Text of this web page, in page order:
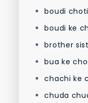
boudi
boudi ke
brother
bua ke
chachi ke
chuda